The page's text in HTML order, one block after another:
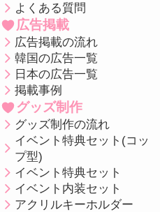
よくある質問
広告掲載
広告掲載の流れ
韓国の広告一覧
日本の広告一覧
掲載事例
グッズ制作
グッズ制作の流れ
イベント特典セット(コッ
プ型)
イベント特典セット
イベント内装セット
アクリルキーホルダー